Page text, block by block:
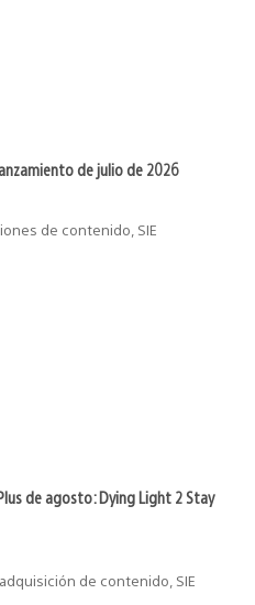
de julio de 2026
de contenido, SIE
de agosto: Dying Light 2 Stay
de contenido, SIE